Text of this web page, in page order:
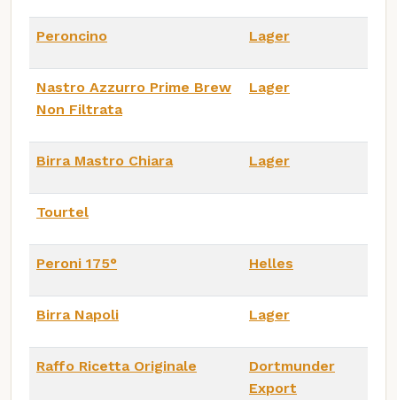
Peroncino Lager
Nastro Azzurro Prime Brew
Non Filtrata
Lager
Birra Mastro Chiara Lager
Tourtel
Peroni 175° Helles
Birra Napoli Lager
Raffo Ricetta Originale
Dortmunder
Export